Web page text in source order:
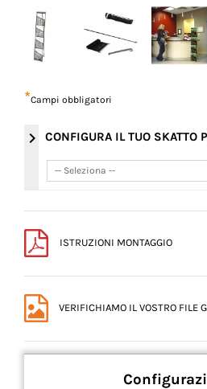
*Campi obbligatori
chevron_right CONFIGURA IL TUO SKATTO
-- Seleziona --
-- Seleziona --
ISTRUZIONI MONTAGGIO
VERIFICHIAMO IL VOSTRO FILE